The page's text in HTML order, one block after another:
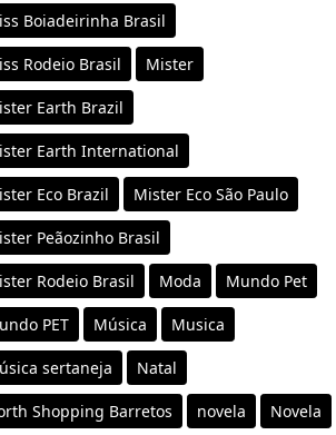
Boiadeirinha Brasil
Rodeio Brasil Mister
Earth Brazil
Earth International
Eco Brazil Mister Eco São Paulo
Peãozinho Brasil
Rodeio Brasil Moda Mundo Pet
PET Música Musica
sertaneja Natal
Shopping Barretos novela Novela